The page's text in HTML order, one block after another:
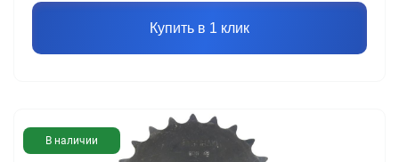
Купить в 1 клик
В наличии